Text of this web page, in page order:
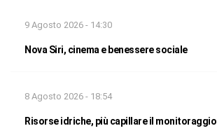
9 Agosto 2026 - 14:30
Nova Siri, cinema e benessere sociale
8 Agosto 2026 - 18:54
Risorse idriche, più capillare il monitoraggio